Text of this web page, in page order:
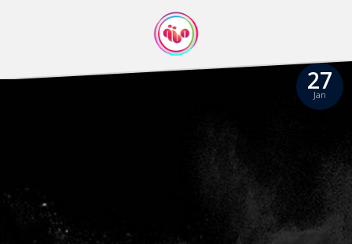
27
Jan